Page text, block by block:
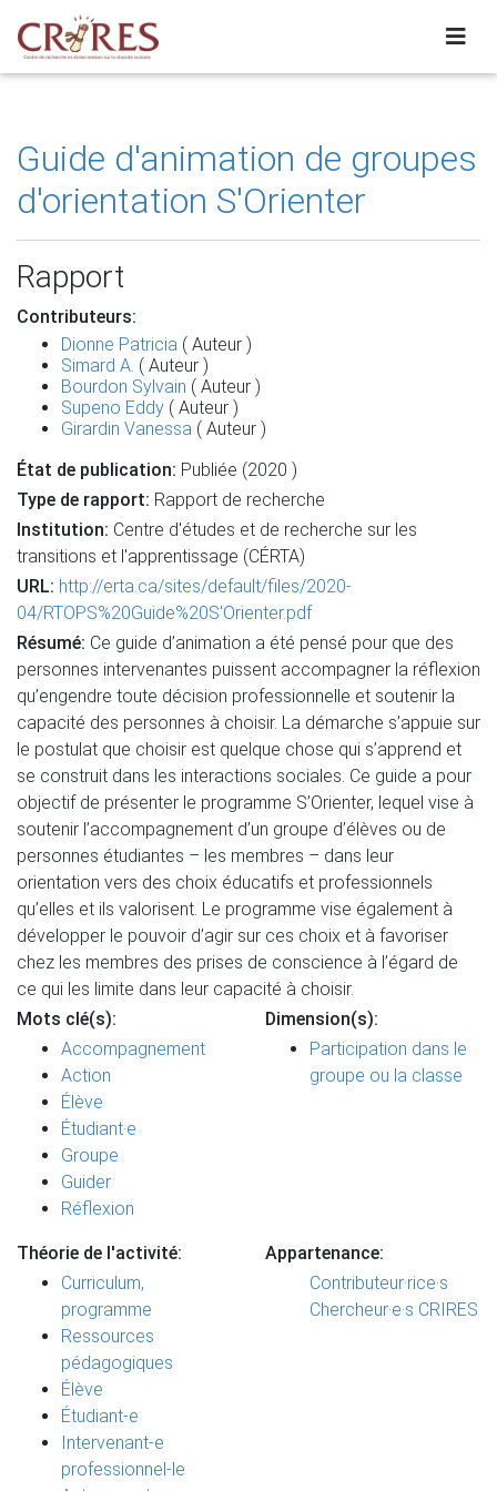
Guide d'animation de groupes
d'orientation S'Orienter
Rapport
Contributeurs:
Dionne Patricia ( Auteur )
Simard A. ( Auteur )
Bourdon Sylvain ( Auteur )
Supeno Eddy ( Auteur )
Girardin Vanessa ( Auteur )
État de publication: Publiée (2020 )
Type de rapport: Rapport de recherche
Institution: Centre d'études et de recherche sur les
transitions et l'apprentissage (CÉRTA)
URL: http://erta.ca/sites/default/files/2020-
04/RTOPS%20Guide%20S'Orienter.pdf
Résumé: Ce guide d’animation a été pensé pour que des
personnes intervenantes puissent accompagner la réflexion
qu’engendre toute décision professionnelle et soutenir la
capacité des personnes à choisir. La démarche s’appuie sur
le postulat que choisir est quelque chose qui s’apprend et
se construit dans les interactions sociales. Ce guide a pour
objectif de présenter le programme S’Orienter, lequel vise à
soutenir l’accompagnement d’un groupe d’élèves ou de
personnes étudiantes – les membres – dans leur
orientation vers des choix éducatifs et professionnels
qu’elles et ils valorisent. Le programme vise également à
développer le pouvoir d’agir sur ces choix et à favoriser
chez les membres des prises de conscience à l’égard de
ce qui les limite dans leur capacité à choisir.
Mots clé(s):
Accompagnement
Action
Élève
Étudiant·e
Groupe
Guider
Réflexion
Dimension(s):
Participation dans le
groupe ou la classe
Théorie de l'activité:
Curriculum,
programme
Ressources
pédagogiques
Élève
Étudiant-e
Intervenant-e
professionnel-le
Appartenance:
Contributeur·rice·s
Chercheur·e·s CRIRES